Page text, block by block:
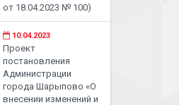
от 18.04.2023 № 100)
10.04.2023
Проект
постановления
Администрации
города Шарыпово «О
внесении изменений и